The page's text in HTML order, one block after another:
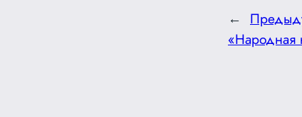
←
«Народная